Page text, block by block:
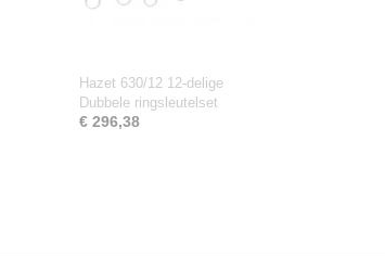
Hazet 630/12 12-delige
Dubbele ringsleutelset
€ 296,38